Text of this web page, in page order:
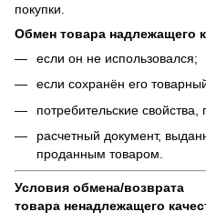
покупки.
Обмен товара надлежащего
если он не использовался;
если сохранён его
потребительские
расчетный документ,
проданным товаром.
Условия обмена/возврата
товара ненадлежащего